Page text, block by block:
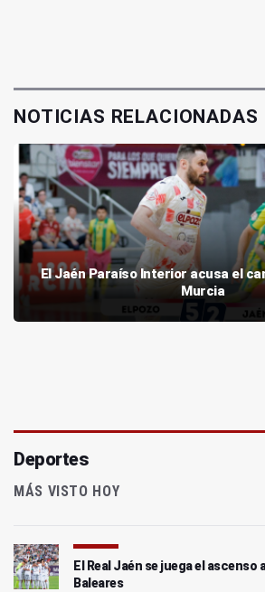
NOTICIAS RELACIONADAS
El Jaén Paraíso Interior acusa el
Murcia
Deportes
MÁS VISTO HOY
El Real Jaén se juega el
Baleares